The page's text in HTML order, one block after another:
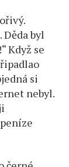
byl
Když se
si
nebyl.